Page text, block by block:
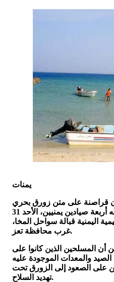
يمنات
قراصنة على متن زورق بحري
اختطفوا قارب صيد على متنه أربعة صيادين يمنيين، الأحد 31
الإقليمية اليمنية قبالة سواحل المخا،
غرب محافظة تعز.
المسلحين الذين كانوا على
والمعدات الموجودة عليه
على الصعود إلى الزورق تحت
تهديد السلاح.